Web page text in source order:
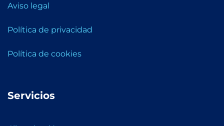
Aviso legal
Política de privacidad
Política de cookies
Servicios